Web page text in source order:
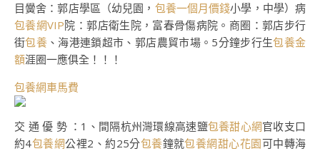
目黌舍：郭店學區（幼兒園， 包養一個月價錢小學，中學）病
包養網VIP院：郭店衛生院，富春骨傷病院。商圈：郭店步行
街包養 、海港連鎖超市、郭店農貿市場。5分鐘步行生包養金
額涯圈一應俱全！！！
包養網車馬費
交 通 優 勢 ：1、間隔杭州灣環線高速鹽包養甜心網官收支口
約4包養網公裡2、約25分包養鐘就包養網甜心花園可中轉海